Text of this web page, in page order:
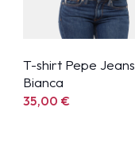
T-shirt Pepe Jeans
Bianca
35,00€